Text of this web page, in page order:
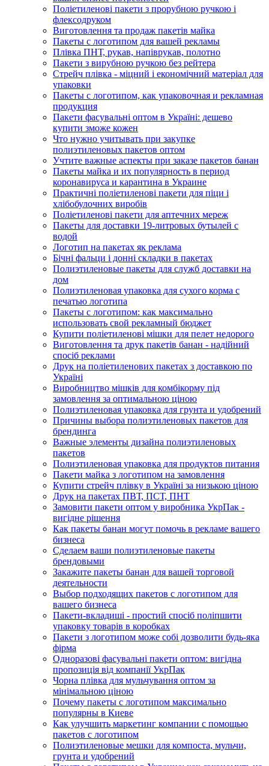
Поліетиленові пакети з прорубною ручкою і
флексодруком
Виготовлення та продаж пакетів майка
Пакеты с логотипом для вашей рекламы
Плівка ПНТ, рукав, напіврукав, полотно
Пакети з вирубною ручкою без рейтера
Стрейч плівка - міцний і економічний матеріал для
упаковки
Пакеты с логотипом, как упаковочная и рекламная
продукция
Пакети фасувальні оптом в Україні: дешево
купити зможе кожен
Что нужно учитывать при закупке
полиэтиленовых пакетов оптом
Учтите важные аспекты при заказе пакетов банан
Пакеты майка и их популярность в период
коронавируса и карантина в Украине
Практичні поліетиленові пакети для піци і
хлібобулочних виробів
Поліетиленові пакети для аптечних мереж
Пакеты для доставки 19-литровых бутылей с
водой
Логотип на пакетах як реклама
Бічні фальци і донні складки в пакетах
Полиэтиленовые пакеты для служб доставки на
дом
Полиэтиленовая упаковка для сухого корма с
печатью логотипа
Пакеты с логотипом: как максимально
использовать свой рекламный бюджет
Купити поліетиленові мішки для пелет недорого
Виготовлення та друк пакетів банан - надійний
спосіб реклами
Друк на поліетиленових пакетах з доставкою по
Україні
Виробництво мішків для комбікорму під
замовлення за оптимальною ціною
Полиэтиленовая упаковка для грунта и удобрений
Причины выбора полиэтиленовых пакетов для
брендинга
Важные элементы дизайна полиэтиленовых
пакетов
Полиэтиленовая упаковка для продуктов питания
Пакети майка з логотипом на замовлення
Купити стрейч плівку в Україні за низькою ціною
Друк на пакетах ПВТ, ПСТ, ПНТ
Замовити пакети оптом у виробника УкрПак -
вигідне рішення
Как пакеты банан могут помочь в рекламе вашего
бизнеса
Сделаем ваши полиэтиленовые пакеты
брендовыми
Закажите пакеты банан для вашей торговой
деятельности
Выбор подходящих пакетов с логотипом для
вашего бизнеса
Пакети-вкладиші - простий спосіб поліпшити
упаковку товарів в коробках
Пакети з логотипом може собі дозволити будь-яка
фірма
Одноразові фасувальні пакети оптом: вигідна
пропозиція від компанії УкрПак
Чорна плівка для мульчування оптом за
мінімальною ціною
Почему пакеты с логотипом максимально
популярны в Киеве
Как улучшить маркетинг компании с помощью
пакетов с логотипом
Полиэтиленовые мешки для компоста, мульчи,
грунта и удобрений